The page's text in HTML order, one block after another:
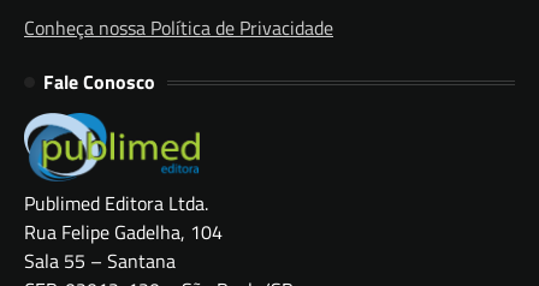
Conheça nossa Política de Privacidade
Fale Conosco
Publimed Editora Ltda.
Rua Felipe Gadelha, 104
Sala 55 – Santana